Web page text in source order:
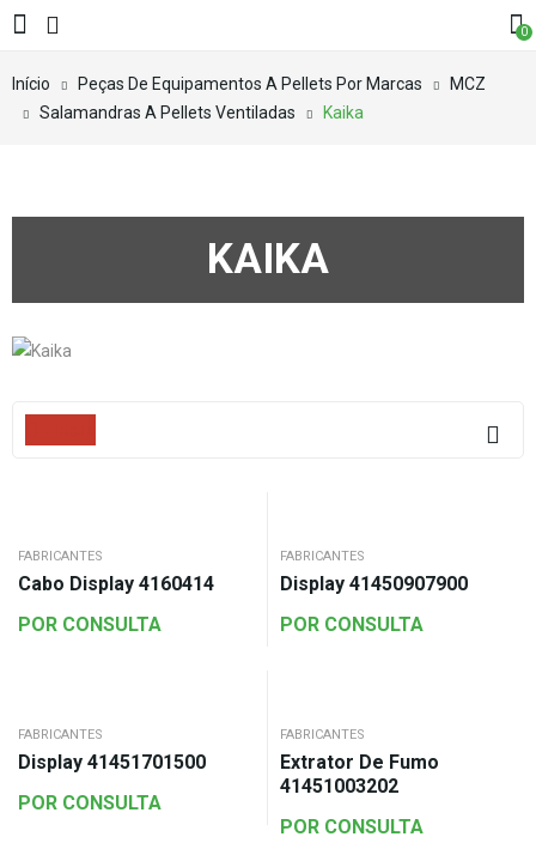
0
Início Peças De Equipamentos A Pellets Por Marcas
MCZ
Salamandras A Pellets Ventiladas
Kaika
KAIKA
FABRICANTES
Cabo Display 4160414
POR CONSULTA
FABRICANTES
Display 41450907900
POR CONSULTA
FABRICANTES
Display 41451701500
POR CONSULTA
FABRICANTES
Extrator De Fumo
41451003202
POR CONSULTA